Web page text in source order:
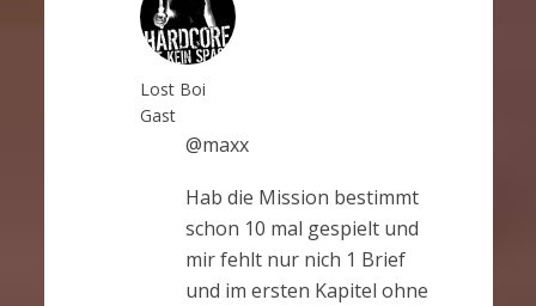
Lost Boi
Gast
@maxx
Hab die Mission bestimmt
schon 10 mal gespielt und
mir fehlt nur nich 1 Brief
und im ersten Kapitel ohne